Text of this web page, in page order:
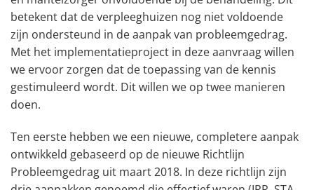
betekent dat de verpleeghuizen nog niet voldoende
zijn ondersteund in de aanpak van probleemgedrag.
Met het implementatieproject in deze aanvraag willen
we ervoor zorgen dat de toepassing van de kennis
gestimuleerd wordt. Dit willen we op twee manieren
doen.
Ten eerste hebben we een nieuwe, completere aanpak
ontwikkeld gebaseerd op de nieuwe Richtlijn
Probleemgedrag uit maart 2018. In deze richtlijn zijn